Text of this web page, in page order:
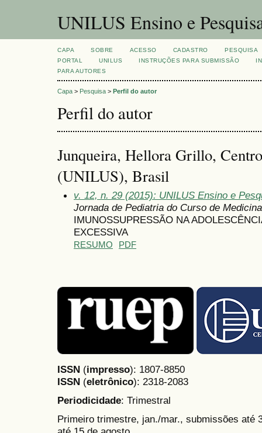
UNILUS Ensino e
CAPA SOBRE ACESSO CADASTRO
PESQUISA
PORTAL
UNILUS INSTRUÇÕES PARA SUBMISSÃO
PARA AUTORES
Capa > Pesquisa > Perfil do autor
Perfil do autor
Junqueira, Hellora Grillo,
(UNILUS), Brasil
v. 12, n. 29 (2015): UNILUS Ensino e
Jornada de Pediatria do Curso de
IMUNOSSUPRESSÃO NA
EXCESSIVA
RESUMO PDF
ISSN (impresso): 1807-8850
ISSN (eletrônico): 2318-2083
Periodicidade: Trimestral
Primeiro trimestre, jan./mar., submissões até